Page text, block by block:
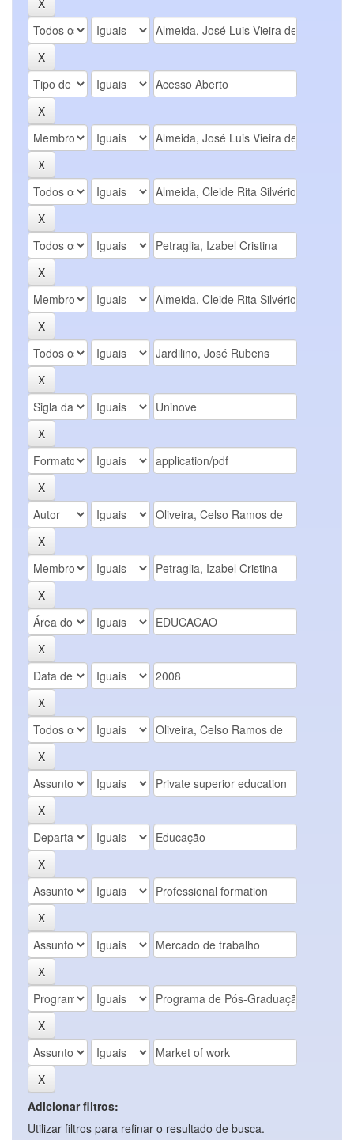
Adicionar filtros:
Utilizar filtros para refinar o resultado de busca.